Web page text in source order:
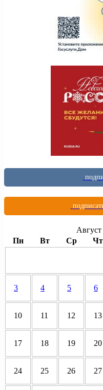
Пн
Вт Ср Чт
3 4 5 6
10 11 12 13
17 18 19 20
24 25 26 27